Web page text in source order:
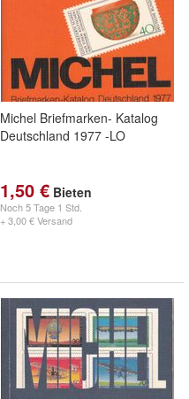
Michel Briefmarken- Katalog
Deutschland 1977 -LO
1,50 € Bieten
Noch5 Tage 1 Std.
+ 3,00 € Versand